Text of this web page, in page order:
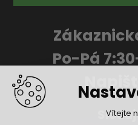
Vítejte
Po-Pá